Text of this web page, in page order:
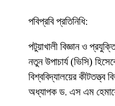
পবিপ্রবি প্রতিনিধি:
পটুয়াখালী বিজ্ঞান ও
নতুন উপাচার্য (ভিসি)
বিশ্ববিদ্যালয়ের কীটতত্ত্ব
অধ্যাপক ড. এস এম